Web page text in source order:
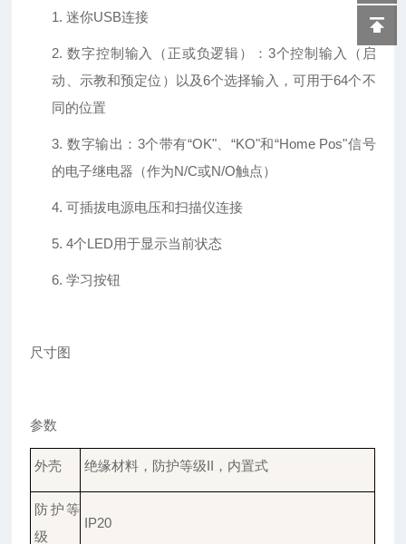
1.迷你USB连接
2.数字控制输入（正或负逻辑）： 3个控制输入（启
动、示教和预定位）以及6个选择输入，可用于64个不
同的位置
3. 数字输出： 3个带有“OK"、“KO"和“Home Pos"信号
的电子继电器（作为N/C或N/O触点）
4.可插拔电源电压和扫描仪连接
5.4个LED用于显示当前状态
6.学习按钮
尺寸图
参数
外壳 绝缘材料，防护等级II，内置式
防护等
级
IP20